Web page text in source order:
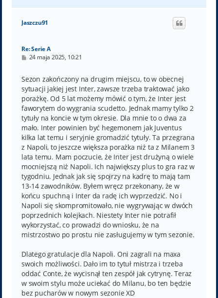
g
Jaszczu91
Re: Serie A
P
t
24 maja 2025, 10:21
Sezon zakończony na drugim miejscu, to w obecnej
sytuacji jakiej jest Inter, zawsze trzeba traktować jako
porażkę. Od 5 lat możemy mówić o tym, że Inter jest
faworytem do wygrania scudetto. Jednak mamy tylko 2
tytuły na koncie w tym okresie. Dla mnie to o dwa za
mało. Inter powinien być hegemonem jak Juventus
kilka lat temu i seryjnie gromadzić tytuły. Ta przegrana
z Napoli, to jeszcze większa porażka niż ta z Milanem 3
lata temu. Mam poczucie, że Inter jest drużyną o wiele
mocniejszą niż Napoli. Ich największy plus to gra raz w
tygodniu. Jednak jak się spojrzy na kadrę to mają tam
13-14 zawodników. Byłem wręcz przekonany, że w
końcu spuchną i Inter da radę ich wyprzedzić. No i
Napoli się skompromitowało, nie wygrywając w dwóch
poprzednich kolejkach. Niestety Inter nie potrafił
wykorzystać, co prowadzi do wniosku, że na
mistrzostwo po prostu nie zasługujemy w tym sezonie.
Dlatego gratulacje dla Napoli. Oni zagrali na maxa
swoich możliwości. Dało im to tytuł mistrza i trzeba
oddać Conte, że wycisnął ten zespół jak cytrynę. Teraz
w swoim stylu może uciekać do Milanu, bo ten będzie
bez pucharów w nowym sezonie XD